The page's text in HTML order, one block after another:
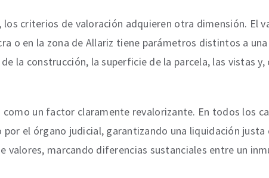
criterios de valoración adquieren otra dimensión. El
o en la zona de Allariz tiene parámetros distintos a
la construcción, la superficie de la parcela, las vistas y,
un factor claramente revalorizante. En todos los
el órgano judicial, garantizando una liquidación
marcando diferencias sustanciales entre un